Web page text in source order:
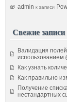
admin к записи
Свежие записи
Валидация
использованием
Как узнать
Как правильно
Получение
нестандартных